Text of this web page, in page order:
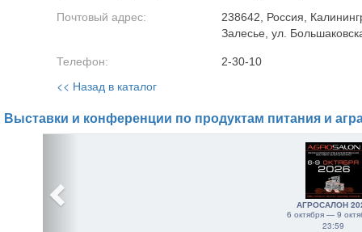
Почтовый адрес:
238642, Россия,
Залесье, ул.
Телефон: 2-30-10
<< Назад в каталог
Выставки и конференции по продуктам питания и
АГРОСАЛОН
6 октября — 9
23:59